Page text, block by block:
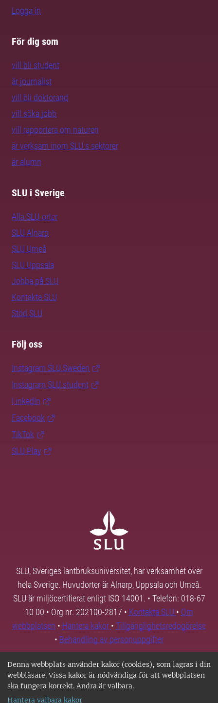
Denna webbplats använder kakor (cookies), som lagras i din
webbläsare. Vissa kakor är nödvändiga för att webbplatsen
ska fungera korrekt. Andra är valbara.
Hantera valbara kakor
Logga in
För dig som
vill bli student
är journalist
vill bli doktorand
vill söka jobb
vill rapportera om naturen
är verksam inom SLU:s sektorer
är alumn
SLU i Sverige
Alla SLU-orter
SLU Alnarp
SLU Umeå
SLU Uppsala
Jobba på SLU
Kontakta SLU
Stöd SLU
Följ oss
Instagram SLU.Sweden
Instagram SLU.student
LinkedIn
Facebook
TikTok
SLU Play
SLU, Sveriges lantbruksuniversitet, har verksamhet över
hela Sverige. Huvudorter är Alnarp, Uppsala och Umeå.
SLU är miljöcertifierat enligt ISO 14001. • Telefon: 018-67
10 00 • Org nr: 202100-2817 • Kontakta SLU • Om
webbplatsen • Hantera kakor • Tillgänglighetsredogörelse
• Behandling av personuppgifter